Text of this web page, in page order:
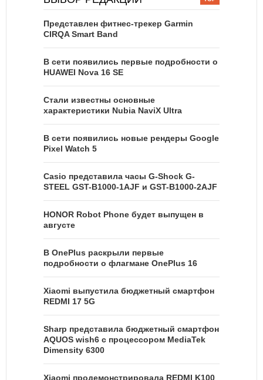
Представлен фитнес-трекер Garmin
CIRQA Smart Band
В сети появились первые подробности о
HUAWEI Nova 16 SE
Стали известны основные
характеристики Nubia NaviX Ultra
В сети появились новые рендеры Google
Pixel Watch 5
Casio представила часы G-Shock G-
STEEL GST-B1000-1AJF и GST-B1000-2AJF
HONOR Robot Phone будет выпущен в
августе
В OnePlus раскрыли первые
подробности о флагмане OnePlus 16
Xiaomi выпустила бюджетный смартфон
REDMI 17 5G
Sharp представила бюджетный смартфон
AQUOS wish6 с процессором MediaTek
Dimensity 6300
Xiaomi продемонстрировала REDMI K100